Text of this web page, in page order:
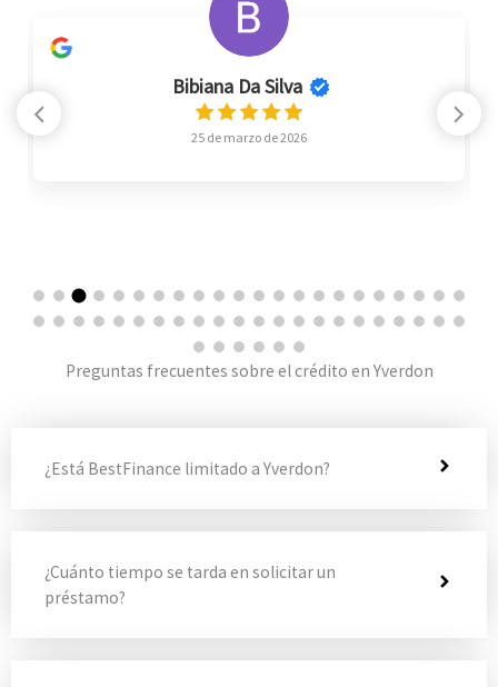
Bibiana Da Silva
25 de marzo de 2026
Preguntas frecuentes sobre el crédito en Yverdon
¿Está BestFinance limitado a Yverdon?
¿Cuánto tiempo se tarda en solicitar un
préstamo?